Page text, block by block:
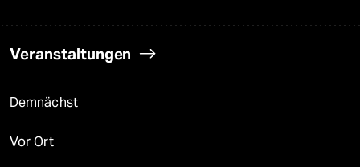
Veranstaltungen
Demnächst
Vor Ort